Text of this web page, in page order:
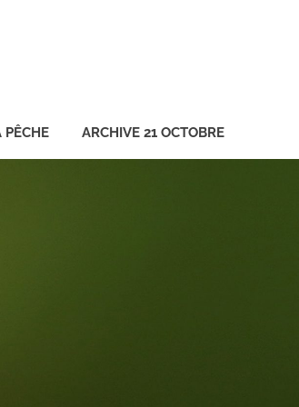
PÊCHE ARCHIVE 21 OCTOBRE